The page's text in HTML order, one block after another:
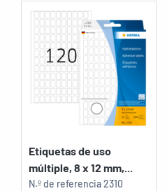
Etiquetas de uso
múltiple, 8 x 12 mm,...
N.º de referencia2310